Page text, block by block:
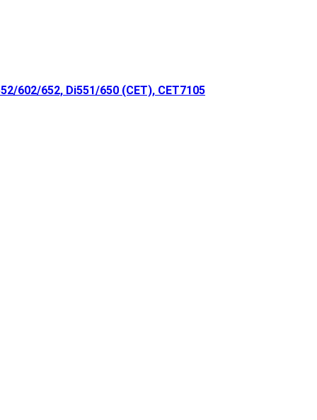
602/652, Di551/650 (CET), CET7105